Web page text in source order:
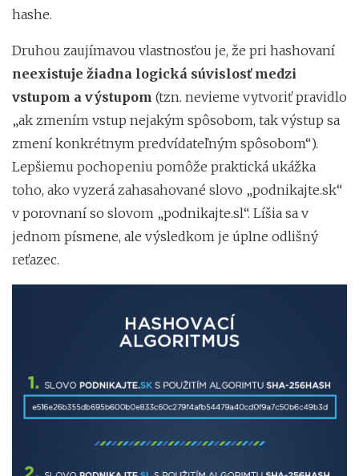
hashe.
Druhou zaujímavou vlastnosťou je, že pri hashovaní
neexistuje žiadna logická súvislosť medzi
vstupom a výstupom (tzn. nevieme vytvoriť pravidlo
„ak zmením vstup nejakým spôsobom, tak výstup sa
zmení konkrétnym predvídateľným spôsobom“).
Lepšiemu pochopeniu pomôže praktická ukážka
toho, ako vyzerá zahasahované slovo „podnikajte.sk“
v porovnaní so slovom „podnikajte.sl“. Líšia sa v
jednom písmene, ale výsledkom je úplne odlišný
reťazec.